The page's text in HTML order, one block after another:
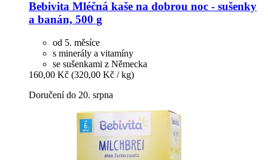
Bebivita Mléčná kaše na dobrou noc -​ sušenky
a banán, 500 g
od 5. měsíce
s minerály a vitamíny
se sušenkami z Německa
160,00 Kč (320,00 Kč / kg)
Doručení do 20. srpna